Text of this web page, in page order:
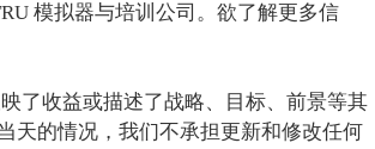
模拟器与培训公司。欲了解更多信
了收益或描述了战略、目标、前景等其
天的情况，我们不承担更新和修改任何